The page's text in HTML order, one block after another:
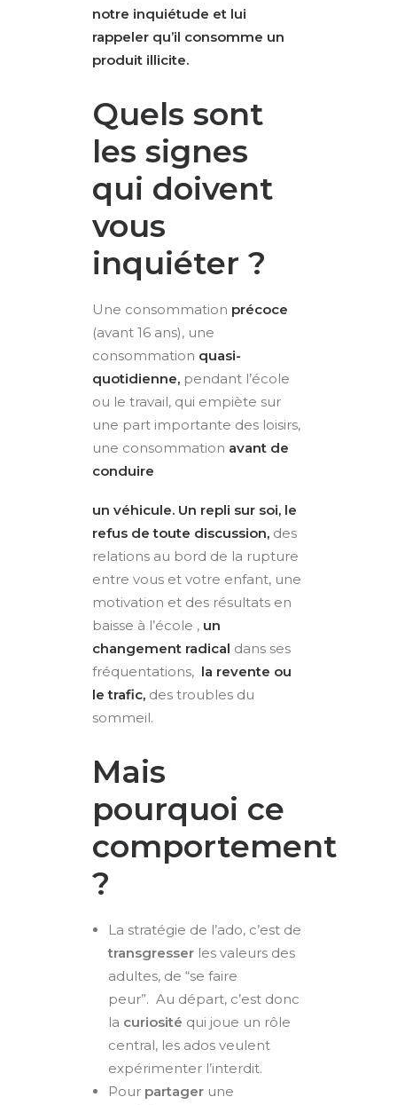
notre inquiétude et lui
rappeler qu’il consomme un
produit illicite.
Quels sont
les signes
qui doivent
vous
inquiéter ?
Une consommation précoce
(avant 16 ans), une
consommation quasi-
quotidienne,pendant l’école
ou le travail, qui empiète sur
une part importante des loisirs,
une consommation avant de
conduire
un véhicule. Un repli sur soi, le
refus de toute discussion,des
relations au bord de la rupture
entre vous et votre enfant, une
motivation et des résultats en
baisse à l’école ,un
changement radical dans ses
fréquentations, la revente ou
le trafic,des troubles du
sommeil.
Mais
pourquoi ce
comportement
?
La stratégie de l’ado, c’est de
transgresserles valeurs des
adultes, de “se faire
peur”. Au départ, c’est donc
la curiosité qui joue un rôle
central, les ados veulent
expérimenter l’interdit.
Pour partagerune